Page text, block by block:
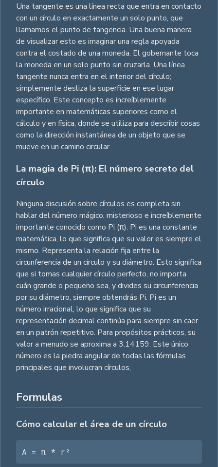
Una tangente es una línea recta que entra en contacto
con un círculo en exactamente un solo punto, que
llamamos el punto de tangencia. Una buena manera
de visualizar esto es imaginar una regla apoyada
contra el costado de una moneda. El gobernante toca
la moneda en un solo punto sin cruzarla. Una línea
tangente nunca entra en el interior del círculo;
simplemente desliza la superficie en ese lugar
específico. Este concepto es increíblemente
importante en matemáticas superiores como el
cálculo y en física, donde se utiliza para describir cosas
como la dirección instantánea de un objeto que se
mueve en un camino circular.
La magia de Pi (π): El número secreto del
círculo
Ninguna discusión sobre círculos es completa sin
hablar del número mágico, misterioso e increíblemente
importante conocido como Pi (π). Pi es una constante
matemática, lo que significa que su valor es siempre el
mismo. Representa la relación fija entre la
circunferencia de un círculo y su diámetro. Esto significa
que si tomas cualquier círculo perfecto, no importa
cuán grande o pequeño sea, y divides su circunferencia
por su diámetro, siempre obtendrás Pi. Pi es un
número irracional, lo que significa que su
representación decimal continúa para siempre sin caer
en un patrón repetitivo. Para propósitos prácticos, su
valor a menudo se aproxima a 3.14159. Este único
número es la piedra angular de todas las fórmulas
principales que involucran círculos,
Formulas
Cómo calcular el área de un círculo
A = π * r²